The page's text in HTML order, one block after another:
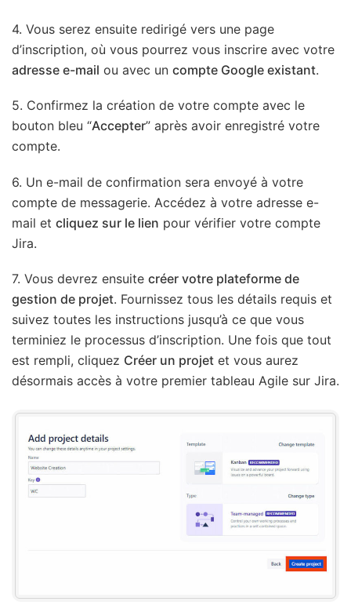
4. Vous serez ensuite redirigé vers une page
d’inscription, où vous pourrez vous inscrire avec votre
adresse e-mail ou avec un compte Google existant.
5. Confirmez la création de votre compte avec le
bouton bleu “Accepter” après avoir enregistré votre
compte.
6. Un e-mail de confirmation sera envoyé à votre
compte de messagerie. Accédez à votre adresse e-
mail et cliquez sur le lien pour vérifier votre compte
Jira.
7. Vous devrez ensuite créer votre plateforme de
gestion de projet. Fournissez tous les détails requis et
suivez toutes les instructions jusqu’à ce que vous
terminiez le processus d’inscription. Une fois que tout
est rempli, cliquez Créer un projet et vous aurez
désormais accès à votre premier tableau Agile sur Jira.